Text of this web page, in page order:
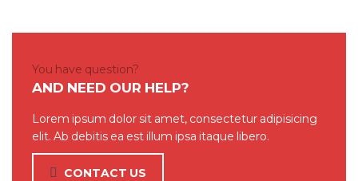
You have question?
AND NEED OUR HELP?
Lorem ipsum dolor sit amet, consectetur adipisicing
elit. Ab debitis ea est illum ipsa itaque libero.
CONTACT US